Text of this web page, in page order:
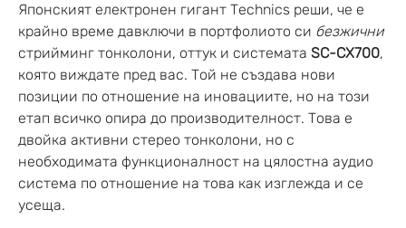
Японският електронен гигант Technics реши, че е
крайно време давключи в портфолиото си безжични
стрийминг тонколони, оттук и системата SC-CX700,
която виждате пред вас. Той не създава нови
позиции по отношение на иновациите, но на този
етап всичко опира до производителност. Това е
двойка активни стерео тонколони, но с
необходимата функционалност на цялостна аудио
система по отношение на това как изглежда и се
усеща.